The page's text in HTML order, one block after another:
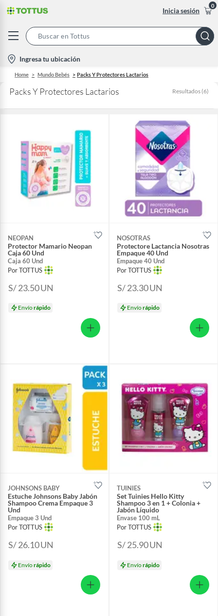
Inicia sesión
0
Bar
location-
icon
Ingresa tu ubicación
Home Mundo Bebés Packs Y Protectores Lactarios
Packs Y Protectores Lactarios Resultados (6)
NEOPAN
Protector Mamario Neopan
Caja 60 Und
Caja 60 Und
Por TOTTUS
S/ 23.50UN
Envíorápido
NOSOTRAS
Protectore Lactancia Nosotras
Empaque 40 Und
Empaque 40 Und
Por TOTTUS
S/ 23.30UN
Envíorápido
JOHNSONS BABY
Estuche Johnsons Baby Jabón
Shampoo Crema Empaque 3
Und
Empaque 3 Und
Por TOTTUS
S/ 26.10UN
Envíorápido
TUINIES
Set Tuinies Hello Kitty
Shampoo 3 en 1 + Colonia +
Jabón Líquido
Envase 100 mL
Por TOTTUS
S/ 25.90UN
Envíorápido